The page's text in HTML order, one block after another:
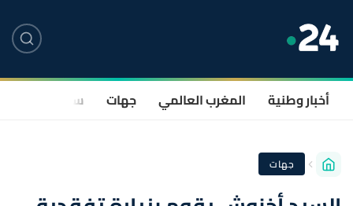
أخبار وطنية المغرب العالمي جهات سياسة
جهات